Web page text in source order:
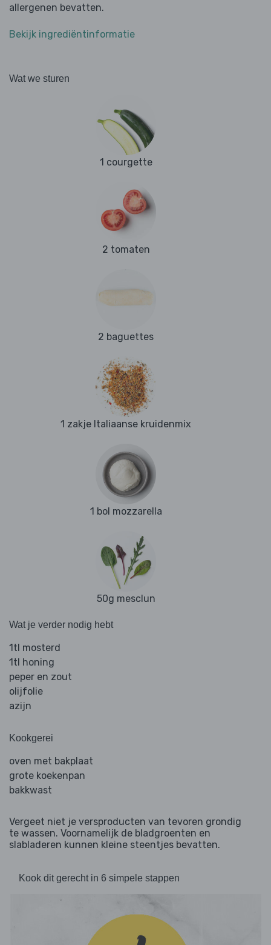
allergenen bevatten.
Bekijk ingrediëntinformatie
Wat we sturen
1 courgette
2 tomaten
2 baguettes
1 zakje Italiaanse kruidenmix
1 bol mozzarella
50g mesclun
Wat je verder nodig hebt
1tl mosterd
1tl honing
peper en zout
olijfolie
azijn
Kookgerei
oven met bakplaat
grote koekenpan
bakkwast
Vergeet niet je versproducten van tevoren grondig
te wassen. Voornamelijk de bladgroenten en
slabladeren kunnen kleine steentjes bevatten.
Kook dit gerecht in 6 simpele stappen